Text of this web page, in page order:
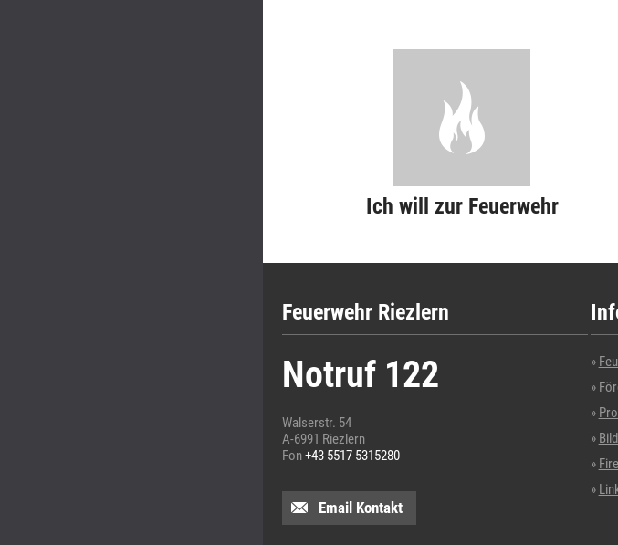
Ich will zur Feuerwehr
Feuerwehr Riezlern
Notruf 122
Walserstr. 54
A-6991 Riezlern
Fon+43 5517 5315280
Email Kontakt